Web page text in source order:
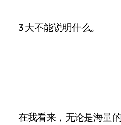
3 大不能说明什么。
在我看来，无论是海量